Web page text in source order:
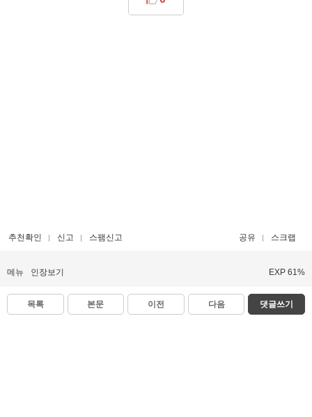
추천확인 신고 스팸신고 공유 스크랩
메뉴 인장보기 EXP 61%
목록 본문 이전 다음 댓글쓰기